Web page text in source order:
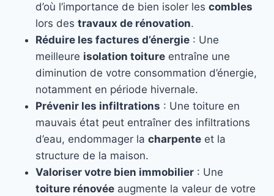
d’où l’importance de bien isoler les combles
lors des travaux de rénovation.
Réduire les factures d’énergie : Une
meilleure isolation toiture entraîne une
diminution de votre consommation d’énergie,
notamment en période hivernale.
Prévenir les infiltrations : Une toiture en
mauvais état peut entraîner des infiltrations
d’eau, endommager la charpente et la
structure de la maison.
Valoriser votre bien immobilier : Une
toiture rénovée augmente la valeur de votre